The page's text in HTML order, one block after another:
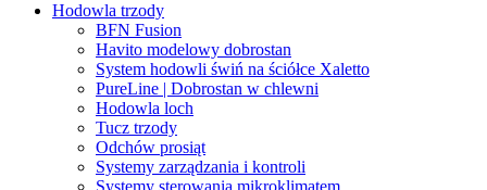
Hodowla trzody
BFN Fusion
Havito modelowy dobrostan
System hodowli świń na ściółce Xaletto
PureLine | Dobrostan w chlewni
Hodowla loch
Tucz trzody
Odchów prosiąt
Systemy zarządzania i kontroli